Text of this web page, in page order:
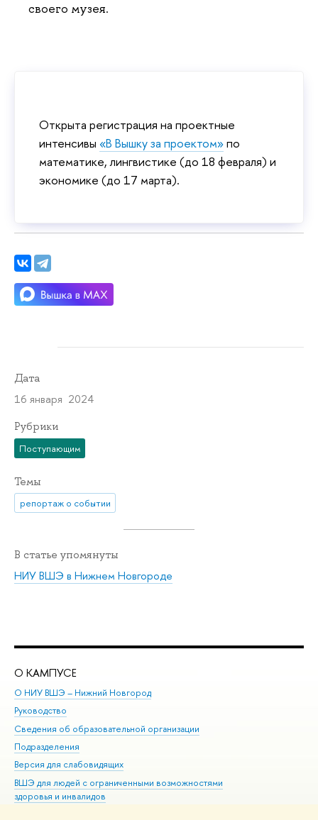
своего музея.
Открыта регистрация на проектные
интенсивы «В Вышку за проектом»по
математике, лингвистике (до 18 февраля) и
экономике (до 17 марта).
Дата
16 января 2024
Рубрики
Поступающим
Темы
репортаж о событии
В статье упомянуты
НИУ ВШЭ в Нижнем Новгороде
О КАМПУСЕ
О НИУ ВШЭ – Нижний Новгород
Руководство
Сведения об образовательной организации
Подразделения
Версия для слабовидящих
ВШЭ для людей с ограниченными возможностями
здоровья и инвалидов